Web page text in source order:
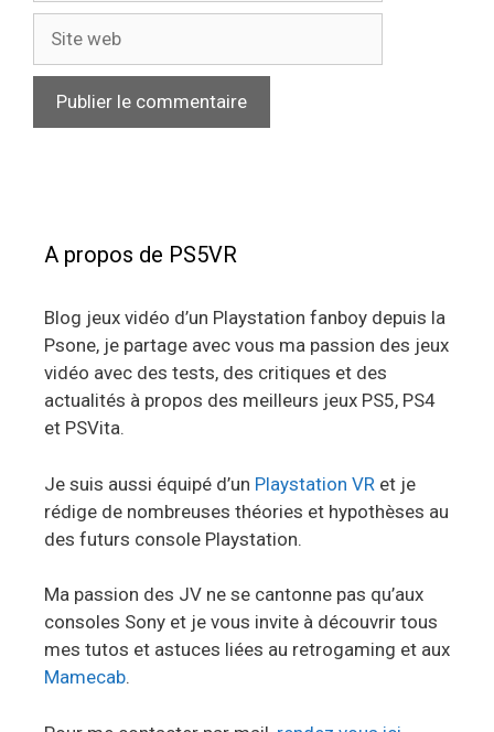
A propos de PS5VR
Blog jeux vidéo d’un Playstation fanboy depuis la
Psone, je partage avec vous ma passion des jeux
vidéo avec des tests, des critiques et des
actualités à propos des meilleurs jeux PS5, PS4
et PSVita.
Je suis aussi équipé d’un Playstation VR et je
rédige de nombreuses théories et hypothèses au
des futurs console Playstation.
Ma passion des JV ne se cantonne pas qu’aux
consoles Sony et je vous invite à découvrir tous
mes tutos et astuces liées au retrogaming et aux
Mamecab.